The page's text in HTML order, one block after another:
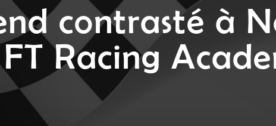
contrasté à
Racing